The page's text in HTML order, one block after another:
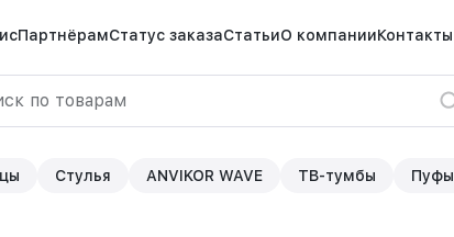
ПартнёрамСтатус заказаСтатьиО компанииКонтакты
Стулья ANVIKOR WAVE ТВ-тумбы Пуфы